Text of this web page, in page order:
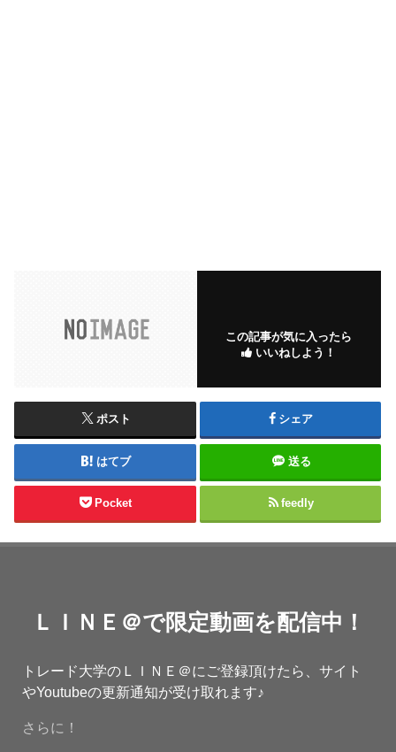
この記事が気に入ったら
いいねしよう！
ポスト シェア
はてブ 送る
Pocket feedly
ＬＩＮＥ＠で限定動画を配信中！
トレード大学のＬＩＮＥ＠にご登録頂けたら、サイト
やYoutubeの更新通知が受け取れます♪
さらに！